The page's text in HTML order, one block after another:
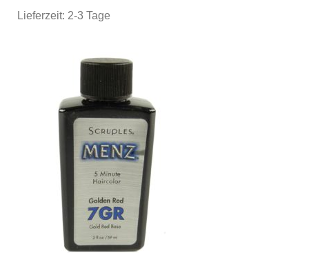
Lieferzeit: 2-3 Tage